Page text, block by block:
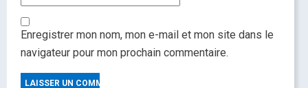
Enregistrer mon nom, mon e-mail et mon site dans le
navigateur pour mon prochain commentaire.